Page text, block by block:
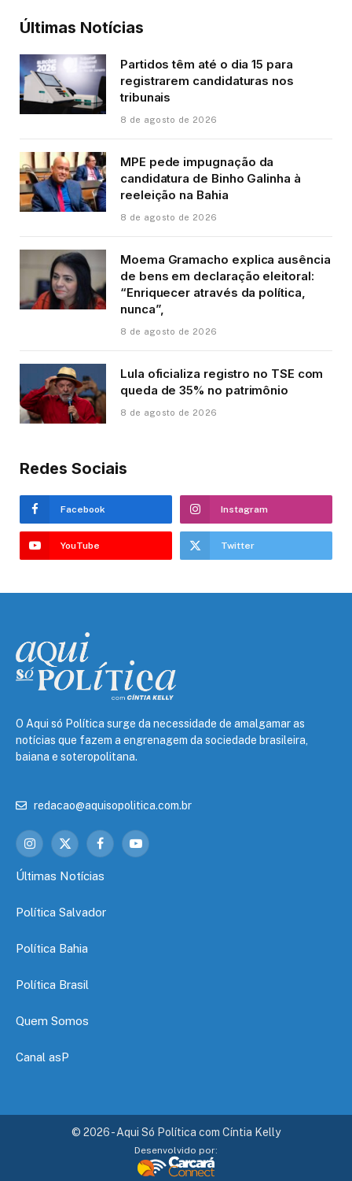
Últimas Notícias
Partidos têm até o dia 15 para
registrarem candidaturas nos
tribunais
8 de agosto de 2026
MPE pede impugnação da
candidatura de Binho Galinha à
reeleição na Bahia
8 de agosto de 2026
Moema Gramacho explica ausência
de bens em declaração eleitoral:
“Enriquecer através da política,
nunca”,
8 de agosto de 2026
Lula oficializa registro no TSE com
queda de 35% no patrimônio
8 de agosto de 2026
Redes Sociais
Facebook Instagram
YouTube Twitter
O Aqui só Política surge da necessidade de amalgamar as
notícias que fazem a engrenagem da sociedade brasileira,
baiana e soteropolitana.
redacao@aquisopolitica.com.br
Instagram
X
FacebookYouTube
Últimas Notícias
Política Salvador
Política Bahia
Política Brasil
Quem Somos
Canal asP
© 2026 - Aqui Só Política com Cíntia Kelly
Desenvolvido por: